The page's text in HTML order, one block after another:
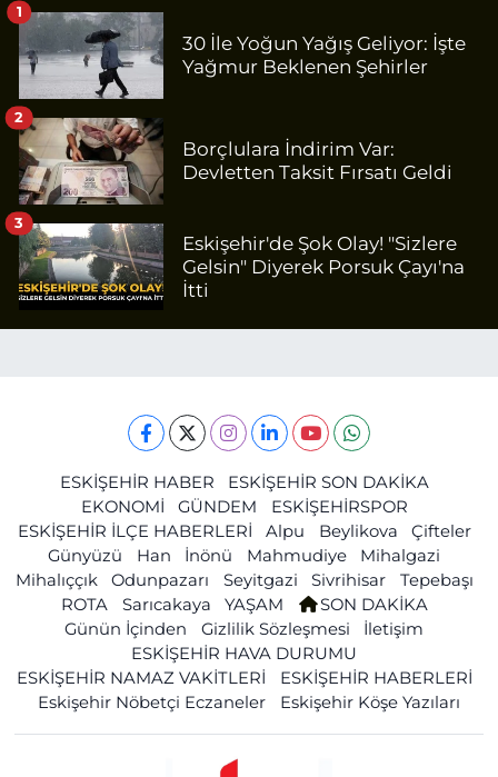
30 İle Yoğun Yağış Geliyor: İşte
Yağmur Beklenen Şehirler
1
Borçlulara İndirim Var:
Devletten Taksit Fırsatı Geldi
2
Eskişehir'de Şok Olay! "Sizlere
Gelsin" Diyerek Porsuk Çayı'na
İtti
3
ESKİŞEHİR HABER
ESKİŞEHİR SON DAKİKA
EKONOMİ
GÜNDEM
ESKİŞEHİRSPOR
ESKİŞEHİR İLÇE HABERLERİ
Alpu Beylikova
Çifteler
Günyüzü
Han İnönü Mahmudiye
Mihalgazi
Mihalıççık
Odunpazarı Seyitgazi Sivrihisar
Tepebaşı
ROTA
Sarıcakaya YAŞAM
SON DAKİKA
Günün İçinden
Gizlilik Sözleşmesi
İletişim
ESKİŞEHİR HAVA DURUMU
ESKİŞEHİR NAMAZ VAKİTLERİ
ESKİŞEHİR HABERLERİ
Eskişehir Nöbetçi Eczaneler
Eskişehir Köşe Yazıları